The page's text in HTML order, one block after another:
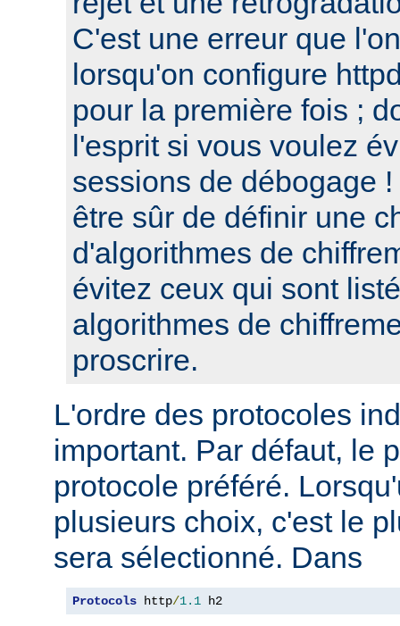
C'est une erreur que
lorsqu'on configure
pour la première fois ;
l'esprit si vous voulez
sessions de débogage
être sûr de définir une
d'algorithmes de
évitez ceux qui sont
algorithmes de
proscrire.
L'ordre des protocoles
important. Par défaut, le
protocole préféré.
plusieurs choix, c'est le
sera sélectionné. Dans
Protocols http/1.1 h2